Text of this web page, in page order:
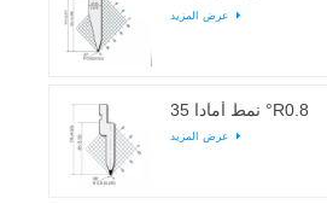
عرض المزيد
نمط أمادا 35 °R0.8
عرض المزيد